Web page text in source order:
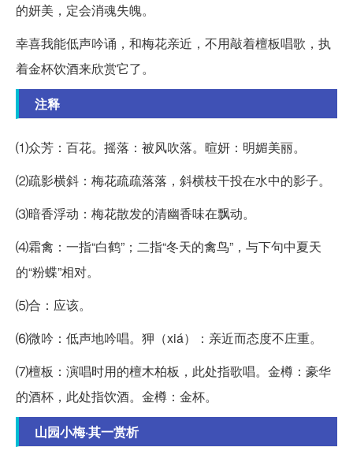
的妍美，定会消魂失魄。
幸喜我能低声吟诵，和梅花亲近，不用敲着檀板唱歌，执
着金杯饮酒来欣赏它了。
注释
⑴众芳：百花。摇落：被风吹落。暄妍：明媚美丽。
⑵疏影横斜：梅花疏疏落落，斜横枝干投在水中的影子。
⑶暗香浮动：梅花散发的清幽香味在飘动。
⑷霜禽：一指“白鹤”；二指“冬天的禽鸟”，与下句中夏天
的“粉蝶”相对。
⑸合：应该。
⑹微吟：低声地吟唱。狎（xiá）：亲近而态度不庄重。
⑺檀板：演唱时用的檀木柏板，此处指歌唱。金樽：豪华
的酒杯，此处指饮酒。金樽：金杯。
山园小梅·其一赏析